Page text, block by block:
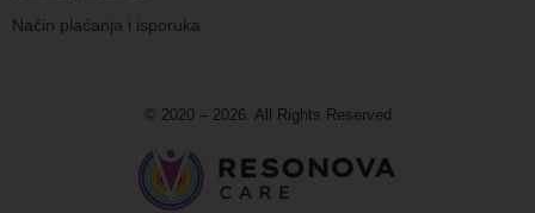
Način plaćanja i isporuka
© 2020 – 2026. All Rights Reserved